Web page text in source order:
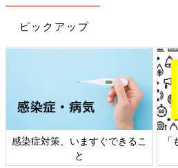
ピックアップ
ん・
日本外来小児科学会リーフレッ